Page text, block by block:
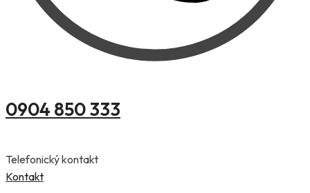
0904 850 333
Telefonický kontakt
Kontakt